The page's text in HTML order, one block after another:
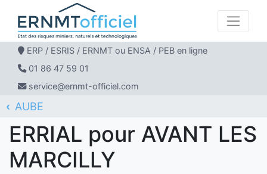
ERP / ESRIS / ERNMT ou ENSA / PEB en ligne
01 86 47 59 01
service@ernmt-officiel.com
ERNMT Officiel
ERRIAL
AUBE
AVANT LES MARCILLY
ERRIAL pour AVANT LES
MARCILLY